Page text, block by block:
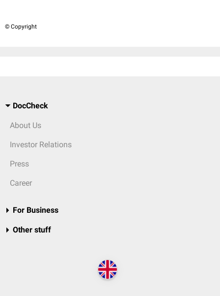
© Copyright
DocCheck
About Us
Investor Relations
Press
Career
For Business
Other stuff